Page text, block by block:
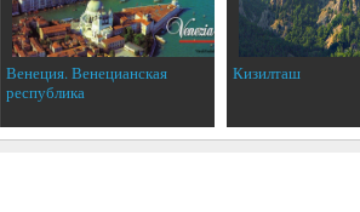
Венеция. Венецианская
республика
Кизилташ